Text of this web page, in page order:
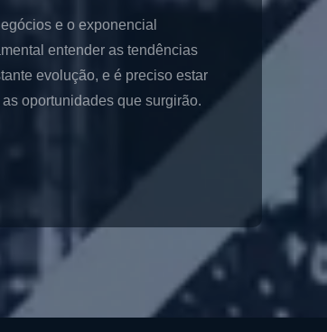
e o exponencial
entender as tendências
evolução, e é preciso estar
oportunidades que surgirão.